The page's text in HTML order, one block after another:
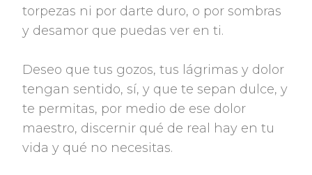
torpezas ni por darte duro, o por sombras
y desamor que puedas ver en ti.
Deseo que tus gozos, tus lágrimas y dolor
tengan sentido, sí, y que te sepan dulce, y
te permitas, por medio de ese dolor
maestro, discernir qué de real hay en tu
vida y qué no necesitas.